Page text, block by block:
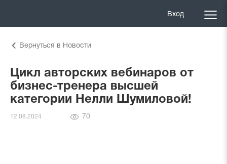
Вход
Вернуться в Новости
Цикл авторских вебинаров от
бизнес-тренера высшей
категории Нелли Шумиловой!
12.08.2024
Количество
70